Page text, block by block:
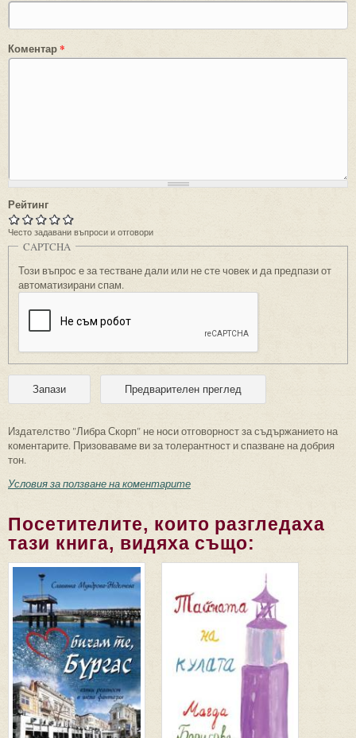
Коментар*
Рейтинг
Често задавани въпроси и отговори
CAPTCHA
Този въпрос е за тестване дали или не сте човек и да предпази от
автоматизирани спам.
Издателство "Либра Скорп" не носи отговорност за съдържанието на
коментарите. Призоваваме ви за толерантност и спазване на добрия
тон.
Условия за ползване на коментарите
Посетителите, които разгледаха
тази книга, видяха също: